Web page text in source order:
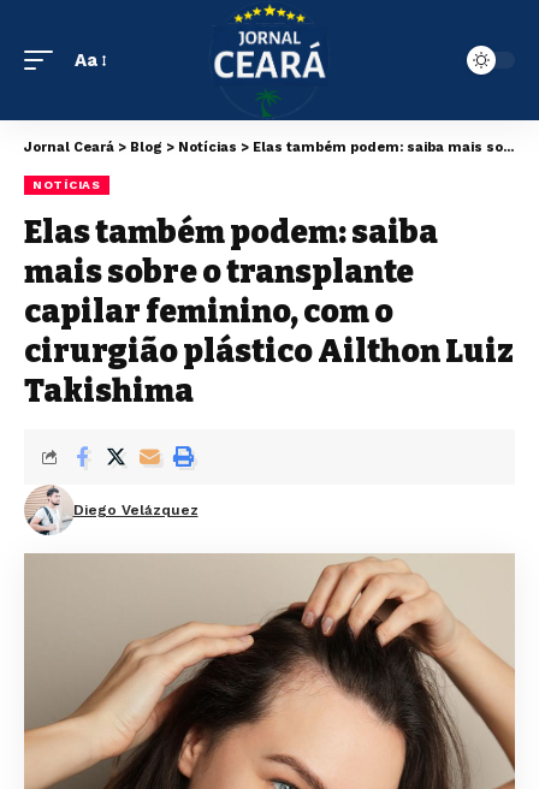
Aa
Jornal Ceará > Blog > Notícias > Elas também podem: saiba mais sobre o transplante capilar feminino, com o cirurgião plástico Ailthon Luiz Takishima
NOTÍCIAS
Elas também podem: saiba
mais sobre o transplante
capilar feminino, com o
cirurgião plástico Ailthon Luiz
Takishima
Diego Velázquez